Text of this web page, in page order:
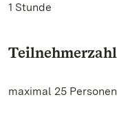
1 Stunde
Teilnehmerzahl
maximal 25 Personen